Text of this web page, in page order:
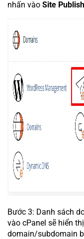
nhấn vào Site
Bước 3: Danh sách
vào cPanel sẽ hiển
domain/subdomain